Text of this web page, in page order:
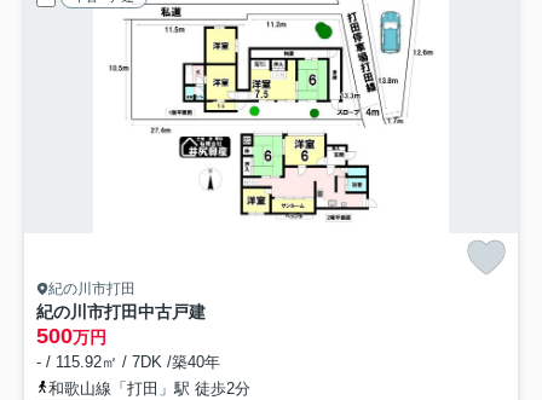
紀の川市打田
紀の川市打田中古戸建
500万円
- / 115.92㎡ / 7DK /築40年
和歌山線「打田」駅 徒歩2分